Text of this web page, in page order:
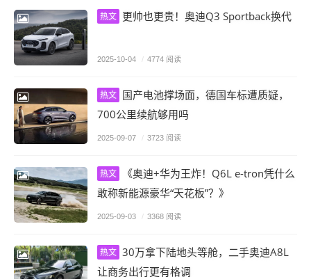
热文 更帅也更贵！奥迪Q3 Sportback换代
2025-10-04 / 4774 阅读
热文 国产电池撑场面，德国车标遭质疑，
700公里续航够用吗
2025-09-07 / 3723 阅读
热文
《奥迪+华为王炸！Q6L e-tron凭什么
敢称新能源豪华“天花板”？》
2025-09-03 / 3368 阅读
热文 30万拿下陆地头等舱，二手奥迪A8L
让商务出行更有格调